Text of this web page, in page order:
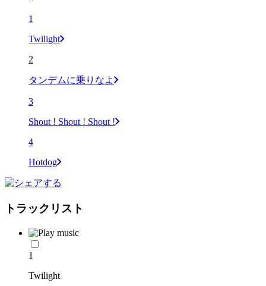
1
Twilight
2
タンデムに乗りなよ
3
Shout ! Shout ! Shout !
4
Hotdog
トラックリスト
1
Twilight